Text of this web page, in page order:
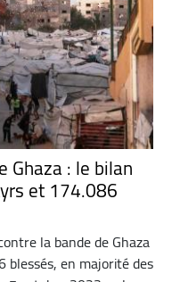
Ghaza : le bilan
et 174.086
la bande de Ghaza
en majorité des